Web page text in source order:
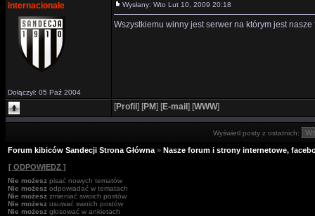
internacionale
Dołączył: 05 Paź 2004
Wysłany: Wto Lut 10, 2009 20:18
Wszystkiemu winny jest serwer na którym jest nasze
[Profil ] [PM] [E-mail ] [WWW]
Wyświetl posty z ostatnich:
Forum kibiców Sandecji Strona Główna » Nasze forum i strony internetowe,
[ ODPOWIEDZ ]
Nie możesz pisać nowych tematów
Nie możesz odpowiadać w tematach
Nie możesz zmieniać swoich postów
Nie możesz usuwać swoich postów
Nie możesz głosować w ankietach